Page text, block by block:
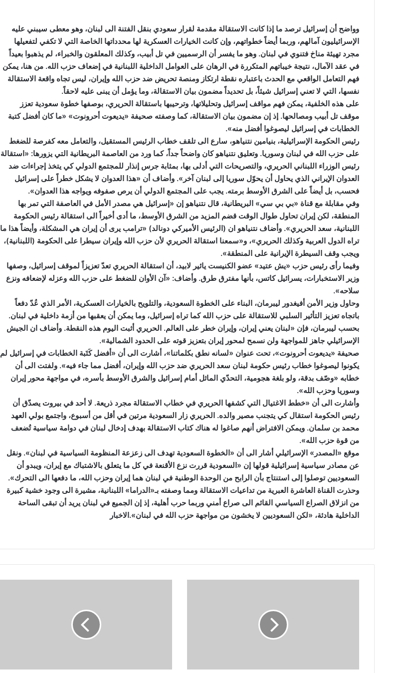
وواضح أن إسرائيل ترصد ما إذا كانت الاستقالة مقدمة لقرار سعودي بنقل الفتنة الى لبنان، وهو معطى سيبني عليه
الإسرائيليون آمالهم، وربما أيضاً خطواتهم، وإن كانت الخيارات العسكرية لها محدداتها الخاصة التي لا تكفي لتفعيلها
مجرد تهيئة مناخ فتنوي في لبنان. وهو ما يفسر أن الرسميين في تل أبيب، وكذلك المعلقون والخبراء، لم يذهبوا بعيداً
في عقد الآمال، نتيجة خيباتهم المتكررة في الرهان على العوامل الداخلية اللبنانية في إضعاف حزب الله. من هنا، يمكن
فهم التعامل الواقعي مع الحدث باعتباره نقطة ارتكاز ومنصة تحريض ضد حزب الله وإيران، ليس تجاه واقعة الاستقالة
نفسها، التي لا تعني إسرائيل شيئاً، بل تحديداً مضمون بيان الاستقالة، وما يؤمل أن يبنى عليه لاحقاً.
على هذه الخلفية، يمكن فهم مواقف إسرائيل وتحليلاتها، وترحيبها باستقالة الحريري، بوصفها خطوة سعودية تعزز
موقف تل أبيب ومصالحها. إذ إن مضمون بيان الاستقالة، كما وصفته صحيفة «يديعوت أحرونوت» «ما كان أفضل كتبة
الخطابات في إسرائيل ليصوغوا أفضل منه».
رئيس الحكومة الإسرائيلية، بنيامين نتنياهو، سارع الى تلقف خطاب الرئيس المستقيل، والتعامل معه كفرصة للضغط
على حزب الله في لبنان وسوريا. وتعليق نتنياهو كان واضحاً جداً، كما ورد من العاصمة البريطانية التي يزورها: «استقالة
رئيس الوزراء اللبناني الحريري، والتصريحات التي أدلى بها، بمثابة جرس إنذار للمجتمع الدولي كي يتخذ إجراءات ضد
العدوان الإيراني الذي يحاول أن يحوّل سوريا إلى لبنان آخر». وأضاف أن «هذا العدوان لا يشكل خطراً على إسرائيل
فحسب، بل أيضاً على الشرق الأوسط برمته. يجب على المجتمع الدولي أن يرص صفوفه ويواجه هذا العدوان».
وفي مقابلة مع قناة «بي بي سي» البريطانية، قال نتنياهو إن «إسرائيل هي مصدر الأمل في العاصفة التي تمر بها
المنطقة، لكن إيران تحاول طوال الوقت قضم المزيد من الشرق الأوسط، ما أدى أخيراً الى استقالة رئيس الحكومة
اللبنانية، سعد الحريري». وأضاف نتنياهو ان (الرئيس الأميركي دونالد) «ترامب يرى أن إيران هي المشكلة، وأيضاً هذا ما
تراه الدول العربية وكذلك الحريري»، و«سمعنا استقالة الحريري لأن حزب الله وإيران سيطرا على الحكومة (اللبنانية)،
ويجب وقف السيطرة الإيرانية على المنطقة».
وفيما رأى رئيس حزب «يش عتيد» عضو الكنيست يائير لابيد، أن استقالة الحريري تعدّ تعزيزاً لموقف إسرائيل، وصفها
وزير الاستخبارات، يسرائيل كاتس، بأنها مفترق طرق. وأضاف: «آن الأوان للضغط على حزب الله وعزله لإضعافه ونزع
سلاحه».
وحاول وزير الأمن أفيغدور ليبرمان، البناء على الخطوة السعودية، والتلويح بالخيارات العسكرية، الأمر الذي عُدّ دفعاً
باتجاه تعزيز التأثير السلبي للاستقالة على حزب الله كما تراه إسرائيل، وما يمكن أن يعقبها من أزمة داخلية في لبنان.
بحسب ليبرمان، فإن «لبنان يعني إيران، وإيران خطر على العالم. الحريري أثبت اليوم هذه النقطة. وأضاف ان الجيش
الإسرائيلي جاهز للمواجهة ولن نسمح لمحور إيران بتعزيز قوته على الحدود الشمالية».
صحيفة «يديعوت أحرونوت»، تحت عنوان «لسانه نطق بكلماتنا»، أشارت الى أن «أفضل كَتَبة الخطابات في إسرائيل لم
يكونوا ليصوغوا خطاب رئيس حكومة لبنان سعد الحريري ضد حزب الله وإيران، أفضل مما جاء فيه». ولفتت الى أن
خطابه «وصّف بدقة، ولو بلغة هجومية، التحدّي الماثل أمام إسرائيل والشرق الأوسط بأسره، في مواجهة محور إيران
وسوريا وحزب الله».
وأشارت الى أن «خطط الاغتيال التي كشفها الحريري في خطاب الاستقالة مجرد ذريعة. لا أحد في بيروت يصدّق أن
رئيس الحكومة استقال كي يتجنب مصير والده. الحريري زار السعودية مرتين في أقل من أسبوع، واجتمع بولي العهد
محمد بن سلمان. ويمكن الافتراض أنهم صاغوا له هناك كتاب الاستقالة بهدف إدخال لبنان في دوامة سياسية تُضعف
من قوة حزب الله».
موقع «المصدر» الإسرائيلي أشار الى أن «الخطوة السعودية تهدف الى زعزعة المنظومة السياسية في لبنان». ونقل
عن مصادر سياسية إسرائيلية قولها إن «السعودية قررت نزع الأقنعة في كل ما يتعلق بالاشتباك مع إيران، ويبدو أن
السعوديين توصلوا إلى استنتاج بأن الرابح من الوحدة الوطنية في لبنان هما إيران وحزب الله، ما دفعها الى التحرك».
وحذرت القناة العاشرة العبرية من تداعيات الاستقالة ومما وصفته بـ«الدراما» اللبنانية، مشيرة الى وجود خشية كبيرة
من انزلاق الصراع السياسي القائم الى صراع أمني وربما حرب أهلية، إذ إن الجميع في لبنان يريد أن تبقى الساحة
الداخلية هادئة، «لكن السعوديين لا يخشون من مواجهة حزب الله في لبنان».الاخبار
ل
م